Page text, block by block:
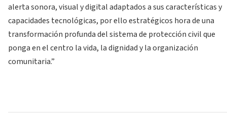
alerta sonora, visual y digital adaptados a sus características y
capacidades tecnológicas, por ello estratégicos hora de una
transformación profunda del sistema de protección civil que
ponga en el centro la vida, la dignidad y la organización
comunitaria.”